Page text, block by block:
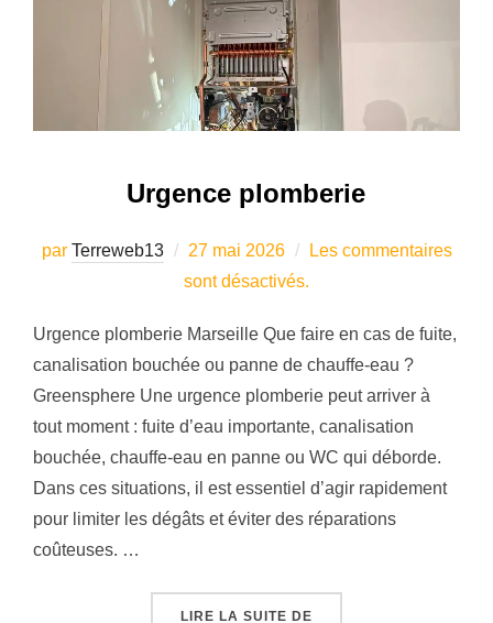
Urgence plomberie
par Terreweb13
Publié
le
27 mai 2026
Les commentaires
sont désactivés.
Urgence plomberie Marseille Que faire en cas de fuite,
canalisation bouchée ou panne de chauffe-eau ?
Greensphere Une urgence plomberie peut arriver à
tout moment : fuite d’eau importante, canalisation
bouchée, chauffe-eau en panne ou WC qui déborde.
Dans ces situations, il est essentiel d’agir rapidement
pour limiter les dégâts et éviter des réparations
coûteuses. …
LIRE LA SUITE DE